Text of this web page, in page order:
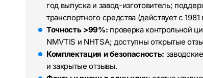
год выпуска и завод-изготовитель;
транспортного средства (действует с
Точность >99%: проверка контрольной
NMVTIS и NHTSA; доступны открытые
Комплектация и безопасность:
и закрытые отзывы.